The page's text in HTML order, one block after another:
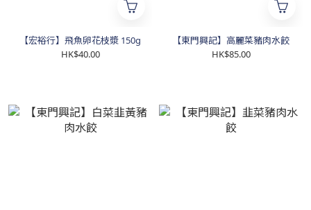
【宏裕行】飛魚卵花枝漿 150g
HK$40.00
【東門興記】高麗菜豬肉水餃
HK$85.00